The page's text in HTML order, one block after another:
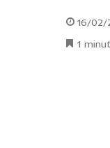
16/02/
1